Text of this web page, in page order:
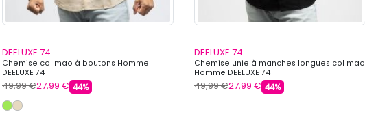
DEELUXE 74
Chemise col mao à boutons Homme
DEELUXE 74
49,99 €27,99 € 44%
DEELUXE 74
Chemise unie à manches longues col mao
Homme DEELUXE 74
49,99 €27,99 € 44%